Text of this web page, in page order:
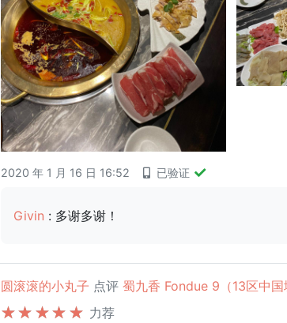
2020 年 1 月 16 日 16:52 已验证
Givin : 多谢多谢！
圆滚滚的小丸子 点评 蜀九香 Fondue 9（13区中国
力荐